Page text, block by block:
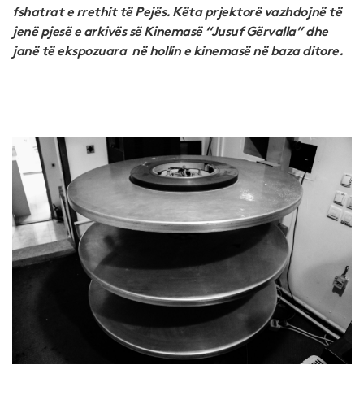
fshatrat e rrethit të Pejës. Këta prjektorë vazhdojnë të
jenë pjesë e arkivës së Kinemasë “Jusuf Gërvalla” dhe
janë të ekspozuara në hollin e kinemasë në baza ditore.